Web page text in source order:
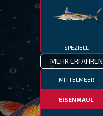
SPEZIELL
MEHR ERFAHREN
MITTELMEER
EISENMAUL